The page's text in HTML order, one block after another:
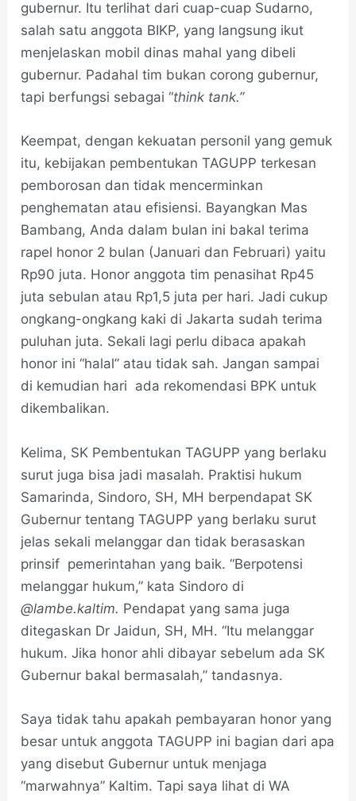
gubernur. Itu terlihat dari cuap-cuap Sudarno,
salah satu anggota BIKP, yang langsung ikut
menjelaskan mobil dinas mahal yang dibeli
gubernur. Padahal tim bukan corong gubernur,
tapi berfungsi sebagai “think tank.”
Keempat, dengan kekuatan personil yang gemuk
itu, kebijakan pembentukan TAGUPP terkesan
pemborosan dan tidak mencerminkan
penghematan atau efisiensi. Bayangkan Mas
Bambang, Anda dalam bulan ini bakal terima
rapel honor 2 bulan (Januari dan Februari) yaitu
Rp90 juta. Honor anggota tim penasihat Rp45
juta sebulan atau Rp1,5 juta per hari. Jadi cukup
ongkang-ongkang kaki di Jakarta sudah terima
puluhan juta. Sekali lagi perlu dibaca apakah
honor ini “halal” atau tidak sah. Jangan sampai
di kemudian hari ada rekomendasi BPK untuk
dikembalikan.
Kelima, SK Pembentukan TAGUPP yang berlaku
surut juga bisa jadi masalah. Praktisi hukum
Samarinda, Sindoro, SH, MH berpendapat SK
Gubernur tentang TAGUPP yang berlaku surut
jelas sekali melanggar dan tidak berasaskan
prinsif pemerintahan yang baik. “Berpotensi
melanggar hukum,” kata Sindoro di
@lambe.kaltim. Pendapat yang sama juga
ditegaskan Dr Jaidun, SH, MH. “Itu melanggar
hukum. Jika honor ahli dibayar sebelum ada SK
Gubernur bakal bermasalah,” tandasnya.
Saya tidak tahu apakah pembayaran honor yang
besar untuk anggota TAGUPP ini bagian dari apa
yang disebut Gubernur untuk menjaga
“marwahnya” Kaltim. Tapi saya lihat di WA